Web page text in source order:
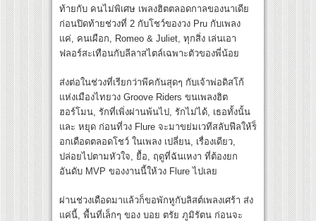
ท้ายกับ คนไม่พิเศษ เพลงฮิตตลอดกาลของนาเดีย
ก่อนปิดท้ายช่วงที่ 2 กับโชว์ของวง Pru กับเพลง
แค่, คนเผือก, Romeo & Juliet, ทุกสิ่ง เล่นเอา
ฟลอร์สะเทือนกับลีลาสไตล์เฉพาะตัวของพี่น้อย
ส่งต่อในช่วงที่เรียกว่าพีคกันสุดๆ กับเจ้าพ่อดิสโก้
แห่งเมืองไทยวง Groove Riders ขนเพลงฮิต
ฮอร์โมน, รักที่เพิ่งผ่านพ้นไป, รักไม่ได้, เธอทั้งนั้น
และ หยุด ก่อนที่วง Flure จะมาขย่มเวทีสลับฟีลให้ร็
อกเดือดตลอดโชว์ ในเพลง เปลี่ยน, เรื่องเดียว,
ปล่อยไปตามหัวใจ, ยื้อ, ฤดูที่ฉันเหงา ที่ต้องยก
อันดับ MVP ของงานนี้ให้วง Flure ไปเลย
ผ่านช่วงเดือดมาแล้วก็ขอพักหูกับลิสต์เพลงเศร้า ส่ง
แค่นี้, พื้นที่เล็กๆ ของ บอย ตรัย ภูมิรัตน ก่อนจะ